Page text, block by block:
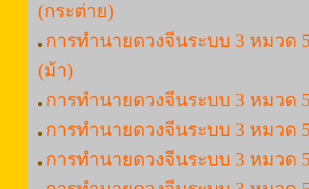
(กระต่าย)
การทำนายดวงจีนระบบ 3 หมวด
(ม้า)
การทำนายดวงจีนระบบ 3 หมวด
การทำนายดวงจีนระบบ 3 หมวด
การทำนายดวงจีนระบบ 3 หมวด